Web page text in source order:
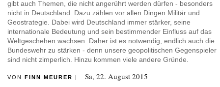
gibt auch Themen, die nicht angerührt werden dürfen - besonders
nicht in Deutschland. Dazu zählen vor allen Dingen Militär und
Geostrategie. Dabei wird Deutschland immer stärker, seine
internationale Bedeutung und sein bestimmender Einfluss auf das
Weltgeschehen wachsen. Daher ist es notwendig, endlich auch die
Bundeswehr zu stärken - denn unsere geopolitischen Gegenspieler
sind nicht zimperlich. Hinzu kommen viele andere Gründe.
VON FINN MEURER Sa, 22. August 2015